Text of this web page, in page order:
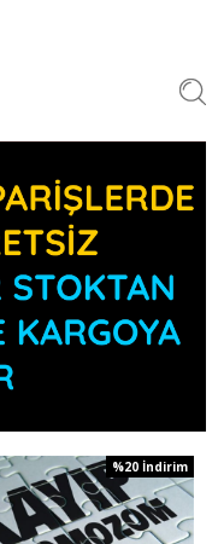
%20 İndirim
%20İndirim